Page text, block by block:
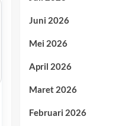
Juni 2026
Mei 2026
April 2026
Maret 2026
Februari 2026